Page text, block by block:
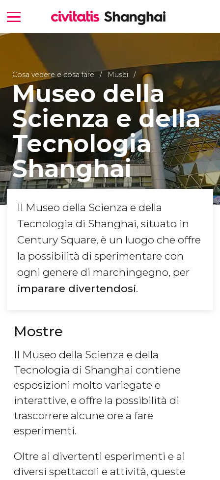
Cosa vedere e cosa fare Musei
Museo della
Scienza e della
Tecnologia
Shanghai
Il Museo della Scienza e della
Tecnologia di Shanghai, situato in
Century Square, è un luogo che offre
la possibilità di sperimentare con
ogni genere di marchingegno, per
imparare divertendosi.
Mostre
Il Museo della Scienza e della
Tecnologia di Shanghai contiene
esposizioni molto variegate e
interattive, e offre la possibilità di
trascorrere alcune ore a fare
esperimenti.
Oltre ai divertenti esperimenti e ai
diversi spettacoli e attività, queste